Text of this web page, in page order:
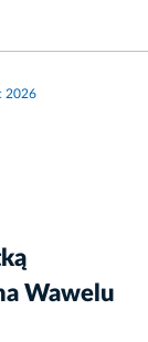
2026
Wawelu